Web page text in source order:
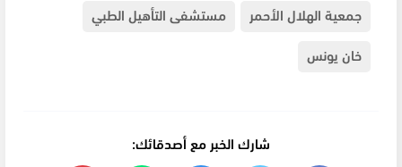
جمعية الهلال الأحمر
مستشفى التأهيل الطبي
خان يونس
شارك الخبر مع أصدقائك: